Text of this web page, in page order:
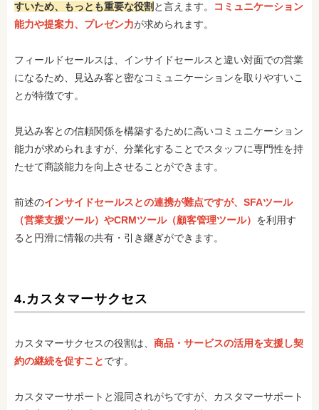
すいため、もっとも重要な役割 と言えます。
コミュニケーション
能力や提案力、プレゼン力が求められます。
フィールドセールスは、インサイドセールスと違い対面での営業
になるため、見込み客と密なコミュニケーションを取りやすいこ
とが特徴です。
見込み客との信頼関係を構築するために高いコミュニケーション
能力が求められますが、分業化することでスタッフに専門性を持
たせて商談能力を向上させることができます。
前述のインサイドセールスとの連携が難点ですが、SFAツール
（営業支援ツール）やCRMツール（顧客管理ツール） を利用す
ると円滑に情報の共有・引き継ぎができます。
4.カスタマーサクセス
カスタマーサクセスの役割は、 商品・サービスの活用を支援し契
約の継続を促すことです。
カスタマーサポートと混同されがちですが、カスタマーサポート